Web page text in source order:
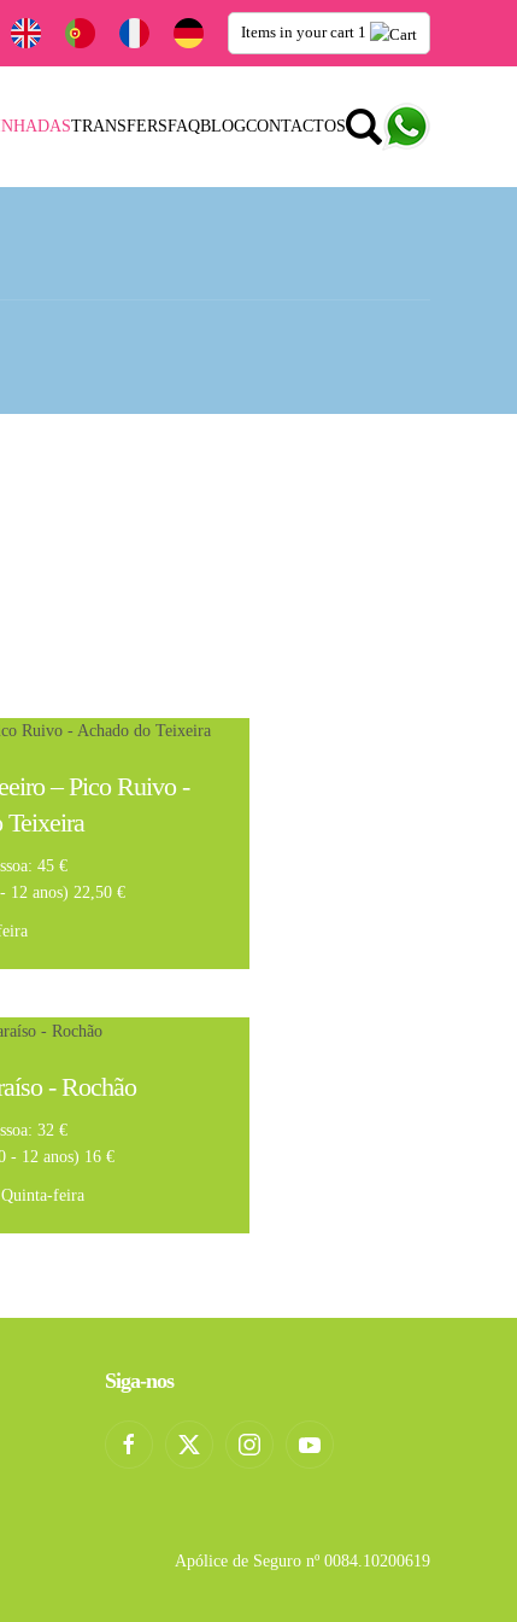
Items in your cart 1
TRANSFERSFAQBLOGCONTACTOS
– Pico Ruivo -
45 €
12 anos) 22,50 €
- Rochão
32 €
- 12 anos) 16 €
feira
Siga-nos
Apólice de Seguro nº 0084.10200619